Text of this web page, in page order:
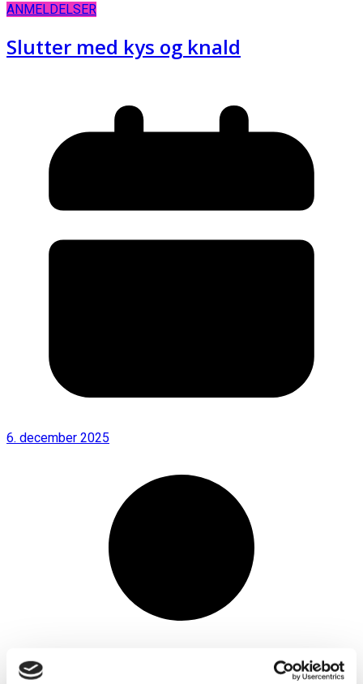
ANMELDELSER
Slutter med kys og knald
6. december 2025